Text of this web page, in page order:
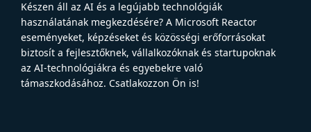
Készen áll az AI és a legújabb technológiák
használatának megkezdésére? A Microsoft Reactor
eseményeket, képzéseket és közösségi erőforrásokat
biztosít a fejlesztőknek, vállalkozóknak és startupoknak
az AI-technológiákra és egyebekre való
támaszkodásához. Csatlakozzon Ön is!